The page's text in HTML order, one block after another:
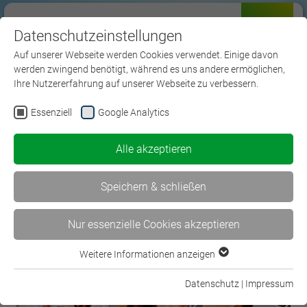
Datenschutzeinstellungen
Auf unserer Webseite werden Cookies verwendet. Einige davon
werden zwingend benötigt, während es uns andere ermöglichen,
Ihre Nutzererfahrung auf unserer Webseite zu verbessern.
Essenziell Google Analytics
Alle akzeptieren
Speichern & schließen
Nur essenzielle Cookies akzeptieren
Essenzielle Cookies werden für grundlegende Funktionen der
Weitere Informationen anzeigen
Datenschutz | Impressum